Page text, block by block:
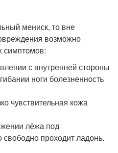
мениск, то вне
возможно
симптомов:
с внутренней стороны
ноги болезненность
чувствительная кожа
лёжа под
проходит ладонь.